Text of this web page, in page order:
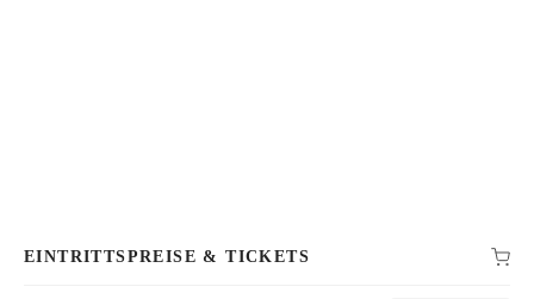
EINTRITTSPREISE & TICKETS